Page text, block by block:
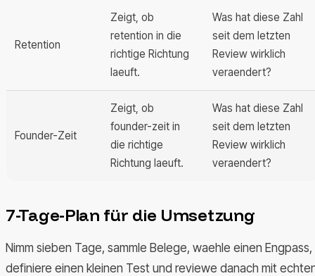
Retention
Zeigt, ob
retention in die
richtige Richtung
laeuft.
Was hat diese Zahl
seit dem letzten
Review wirklich
veraendert?
Founder-Zeit
Zeigt, ob
founder-zeit in
die richtige
Richtung laeuft.
Was hat diese Zahl
seit dem letzten
Review wirklich
veraendert?
7-Tage-Plan für die Umsetzung
Nimm sieben Tage, sammle Belege, waehle einen Engpass,
definiere einen kleinen Test und reviewe danach mit